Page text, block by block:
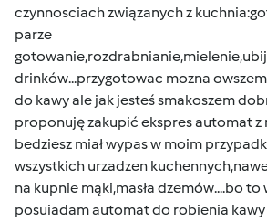
czynnosciach związanych z
parze
drinków...przygotowac mozna
do kawy ale jak jesteś smakoszem
proponuję zakupić ekspres automat z
bedziesz miał wypas w moim
wszystkich urzadzen
na kupnie mąki,masła dzemów....bo
posuiadam automat do robienia